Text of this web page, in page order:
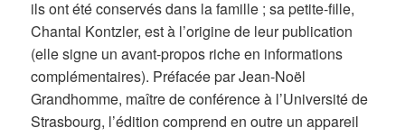
ils ont été conservés dans la famille ; sa petite-fille,
Chantal Kontzler, est à l’origine de leur publication
(elle signe un avant-propos riche en informations
complémentaires). Préfacée par Jean-Noël
Grandhomme, maître de conférence à l’Université de
Strasbourg, l’édition comprend en outre un appareil